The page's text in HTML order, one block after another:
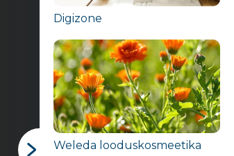
Digizone
Weleda looduskosmeetika